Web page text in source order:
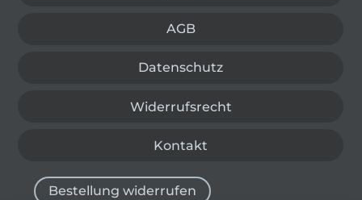
AGB
Datenschutz
Widerrufsrecht
Kontakt
Bestellung widerrufen